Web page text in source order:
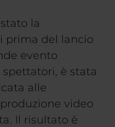
la
prima del lancio
evento
è stata
alle
video
Il risultato è